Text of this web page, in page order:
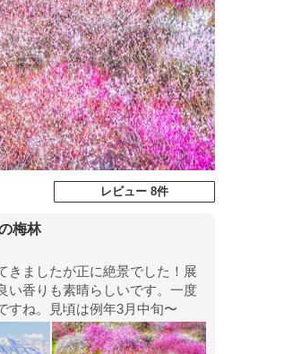
レビュー 8件
梅林
きましたが正に絶景でした！展
い香りも素晴らしいです。一度
すね。見頃は例年3月中旬〜